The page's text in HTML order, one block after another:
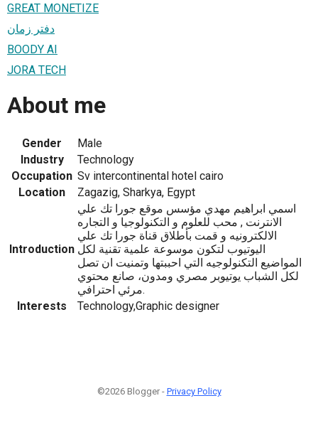
GREAT MONETIZE
دفتر زمان
BOODY AI
JORA TECH
About me
Gender
Male
Industry
Technology
Occupation Sv intercontinental hotel cairo
Location
Zagazig, Sharkya, Egypt
Introduction
اسمي ابراهيم مهدي مؤسس موقع جورا تك علي
الانترنت , محب للعلوم و التكنولوجيا و التجاره
الالكترونيه و قمت بأطلاق قناة جورا تك علي
اليوتيوب لتكون موسوعة علمية تقنية لكل
المواضيع التكنولوجيه التي احببتها وتمنيت ان تصل
لكل الشباب يوتيوبر مصري ومدون، صانع محتوي
مرئي احترافي.
Interests
Technology,Graphic designer
©2026 Blogger - Privacy Policy